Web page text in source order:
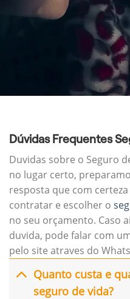
Dúvidas Frequentes
Duvidas sobre o Seguro
no lugar certo,
resposta que com
contratar e escolher o
no seu orçamento. Caso
duvida, pode falar com
pelo site atraves do
Quanto custa e
seguro de vida?